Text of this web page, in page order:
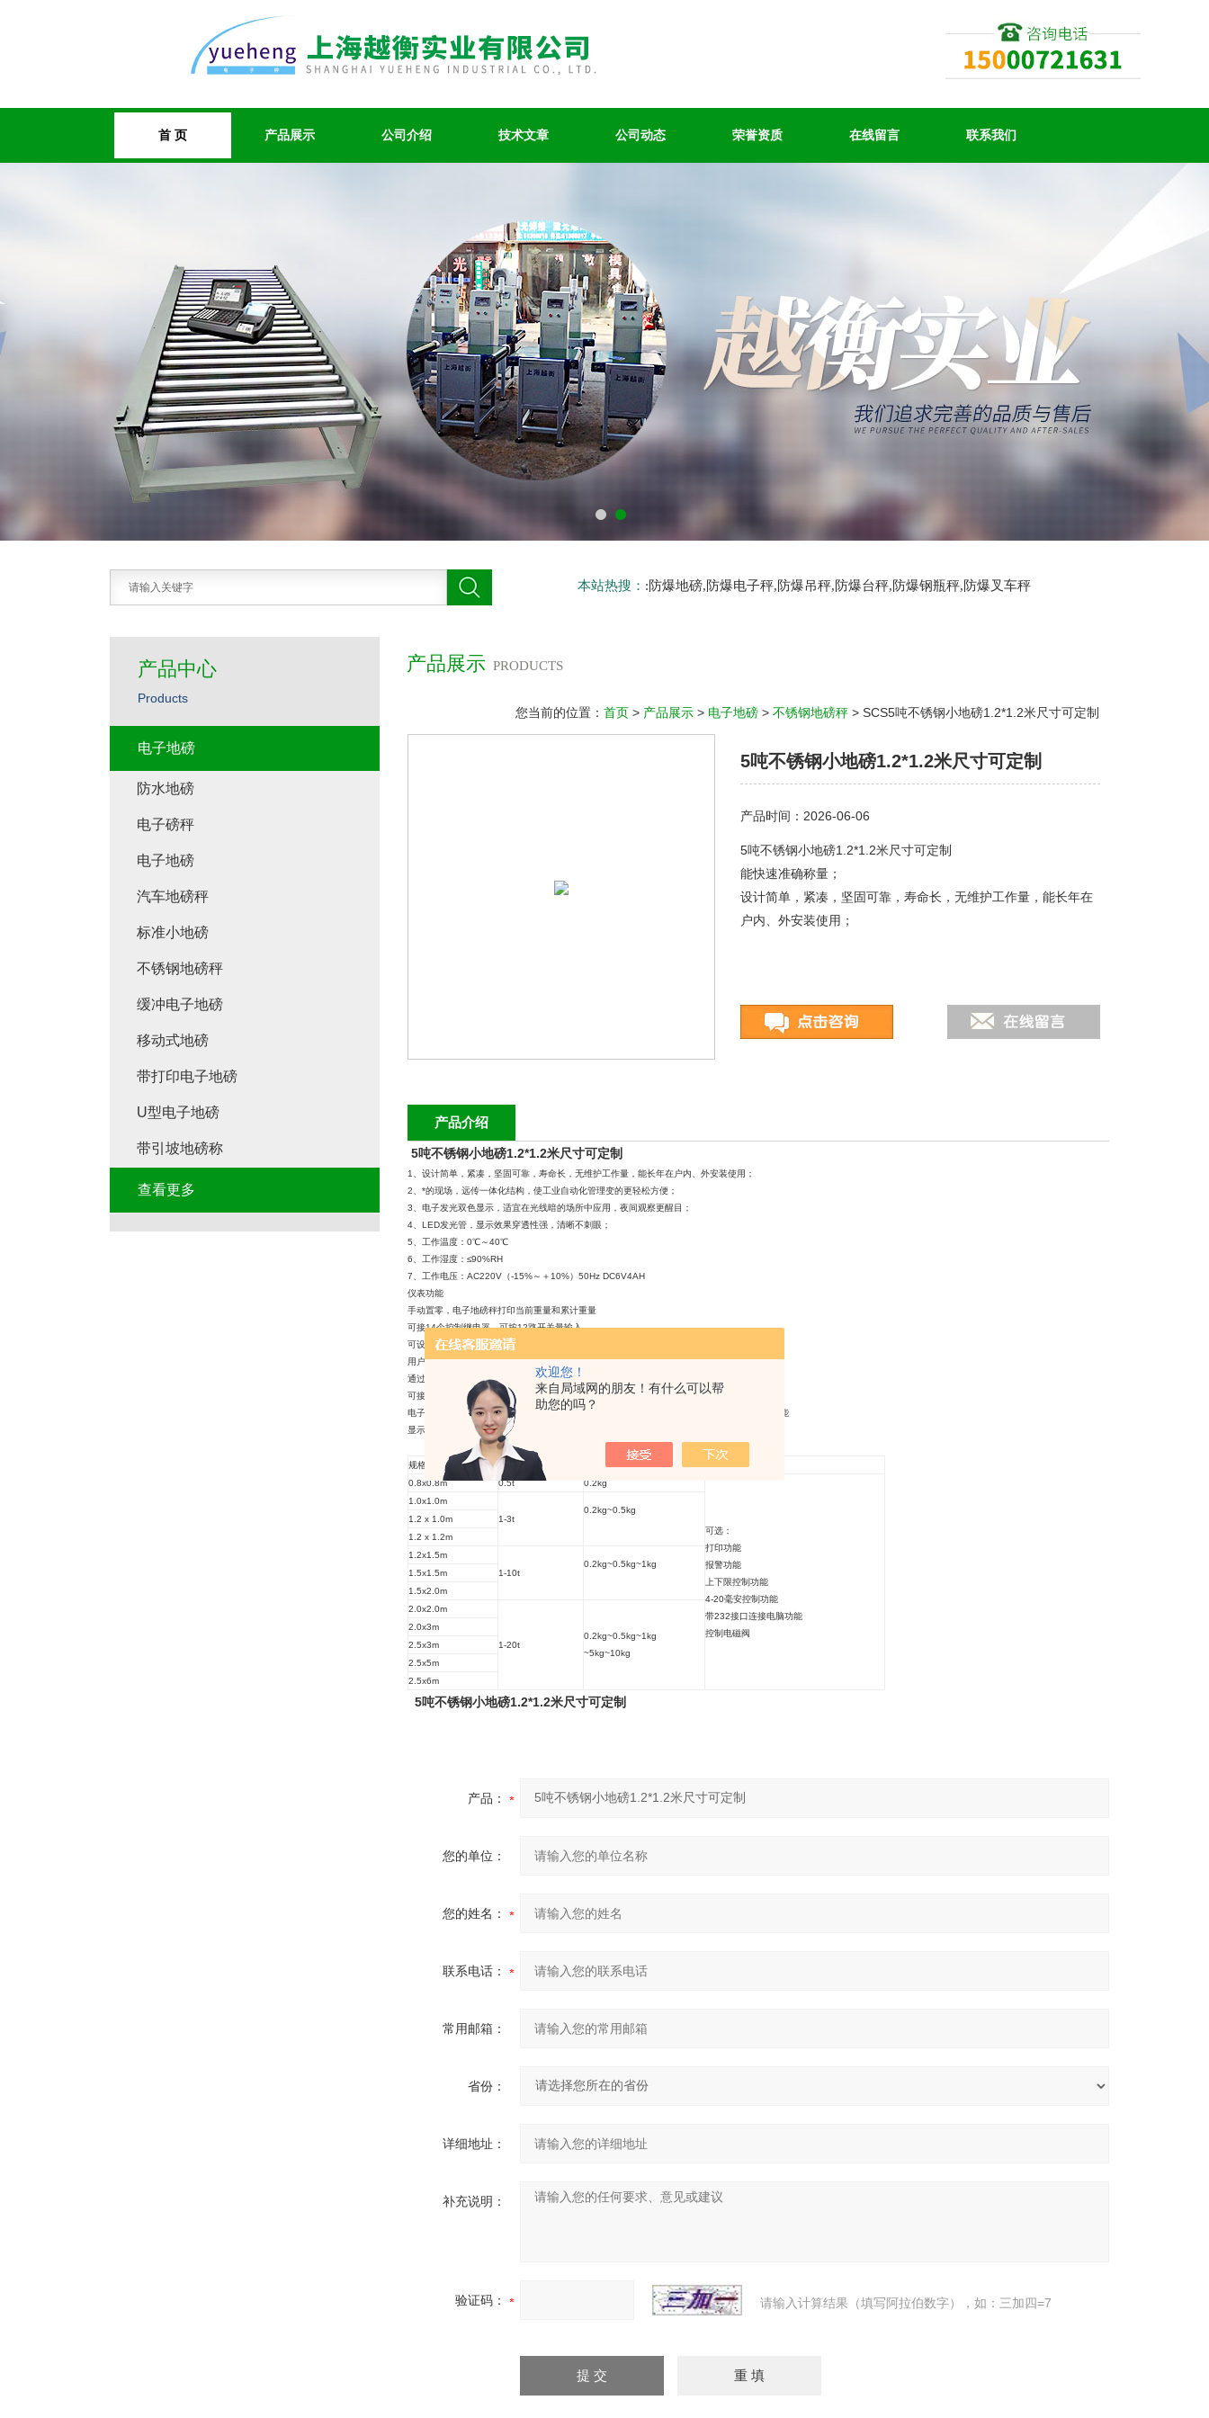
欢迎您！
来自局域网的朋友！有什么可以帮
助您的吗？
首 页 产品展示 公司介绍 技术文章 公司动态 荣誉资质 在线留言 联系我们
本站热搜： :防爆地磅,防爆电子秤,防爆吊秤,防爆台秤,防爆钢瓶秤,防爆叉车秤
产品展示 PRODUCTS
您当前的位置： 首页 > 产品展示 > 电子地磅 > 不锈钢地磅秤 > SCS5吨不锈钢小地磅1.2*1.2米尺寸可定制
5吨不锈钢小地磅1.2*1.2米尺寸可定制
产品时间：2026-06-06
5吨不锈钢小地磅1.2*1.2米尺寸可定制
能快速准确称量；
设计简单，紧凑，坚固可靠，寿命长，无维护工作量，能长年在
户内、外安装使用；
产品介绍
5吨不锈钢小地磅1.2*1.2米尺寸可定制
1、设计简单，紧凑，坚固可靠，寿命长，无维护工作量，能长年在户内、外安装使用；
2、*的现场，远传一体化结构，使工业自动化管理变的更轻松方便；
3、电子发光双色显示，适宜在光线暗的场所中应用，夜间观察更醒目；
4、LED发光管，显示效果穿透性强，清晰不刺眼；
5、工作温度：0℃～40℃
6、工作湿度：≤90%RH
7、工作电压：AC220V（-15%～＋10%）50Hz DC6V4AH
仪表功能
手动置零，电子地磅秤打印当前重量和累计重量
可接14个控制继电器，可按12路开关量输入
可设定当前单价，显示金额
用户可编程称重显示及控制，电子地磅秤预选控制流程、控制参数及时修正
通过面板键可直接调试程序，电子地磅秤已编通用程序8个可供调用
可接RS232接口和PC机通讯
电子地磅有上位机软件直接在PC机上调试，重量累计次数可达万以上，称量误差有自动校正功能
显示仪表上自带打印功能，可打印出称出数据，时间，日期，公司名称等....
规格 吨位 感量选择
0.8x0.8m
0.5t 0.2kg
可选：
打印功能
报警功能
上下限控制功能
4-20毫安控制功能
带232接口连接电脑功能
控制电磁阀
1.0x1.0m
1-3t
0.2kg~0.5kg
1.2 x 1.0m
1.2 x 1.2m
1.2x1.5m
1-10t
0.2kg~0.5kg~1kg
1.5x1.5m
1.5x2.0m
2.0x2.0m
1-20t
0.2kg~0.5kg~1kg
~5kg~10kg
2.0x3m
2.5x3m
2.5x5m
2.5x6m
5吨不锈钢小地磅1.2*1.2米尺寸可定制
产品：
您的单位：
您的姓名：
联系电话：
常用邮箱：
省份：
详细地址：
补充说明：
验证码： 请输入计算结果（填写阿拉伯数字），如：三加四=7
产品中心
Products
电子地磅
防水地磅
电子磅秤
电子地磅
汽车地磅秤
标准小地磅
不锈钢地磅秤
缓冲电子地磅
移动式地磅
带打印电子地磅
U型电子地磅
带引坡地磅称
查看更多